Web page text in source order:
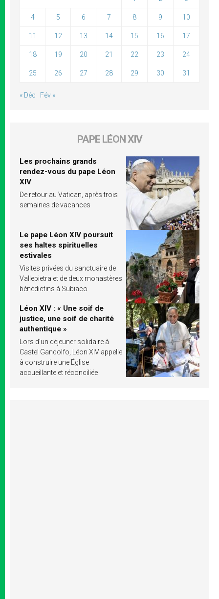
4 5 6 7 8 9 10
11 12 13 14 15 16 17
18 19 20 21 22 23 24
25 26 27 28 29 30 31
« Déc Fév »
PAPE LÉON XIV
Les prochains grands
rendez-vous du pape Léon
XIV
De retour au Vatican, après trois
semaines de vacances
Le pape Léon XIV poursuit
ses haltes spirituelles
estivales
Visites privées du sanctuaire de
Vallepietra et de deux monastères
bénédictins à Subiaco
Léon XIV : « Une soif de
justice, une soif de charité
authentique »
Lors d’un déjeuner solidaire à
Castel Gandolfo, Léon XIV appelle
à construire une Église
accueillante et réconciliée